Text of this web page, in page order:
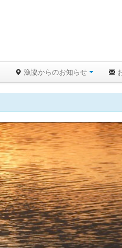
漁協からのお知らせ